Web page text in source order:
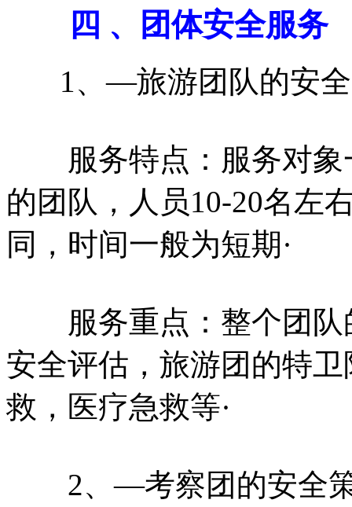
四 、团体安全服务
1、—旅游团队的安全
服务特点：服务对象
的团队，人员10-20名左
同，时间一般为短期·
服务重点：整个团队
安全评估，旅游团的特
救，医疗急救等·
2、—考察团的安全